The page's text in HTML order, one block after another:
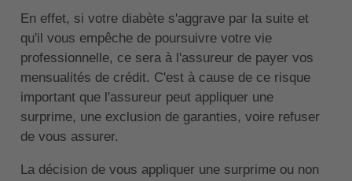
En effet, si votre diabète s'aggrave par la suite et
qu'il vous empêche de poursuivre votre vie
professionnelle, ce sera à l'assureur de payer vos
mensualités de crédit. C'est à cause de ce risque
important que l'assureur peut appliquer une
surprime, une exclusion de garanties, voire refuser
de vous assurer.
La décision de vous appliquer une surprime ou non